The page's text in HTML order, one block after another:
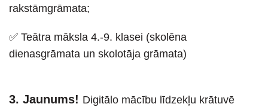
rakstāmgrāmata;
✅ Teātra māksla 4.-9. klasei (skolēna
dienasgrāmata un skolotāja grāmata)
3. Jaunums! Digitālo mācību līdzekļu krātuvē